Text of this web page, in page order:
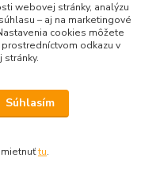
webovej stránky, analýzu
– aj na marketingové
cookies môžete
odkazu v
Súhlasím
tu.